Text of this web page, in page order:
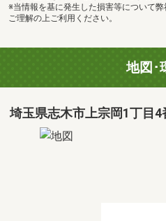
※当情報を基に発生した損害等について
ご理解の上ご利用ください。
地図･
埼玉県志木市上宗岡1丁目4